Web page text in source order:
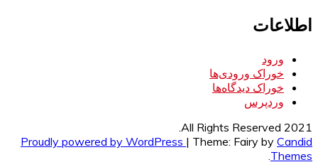
اطلاعات
ورود
خوراک ورودی‌ها
خوراک دیدگاه‌ها
وردپرس
All Rights Reserved 2021.
Proudly powered by WordPress | Theme: Fairy by Candid
Themes